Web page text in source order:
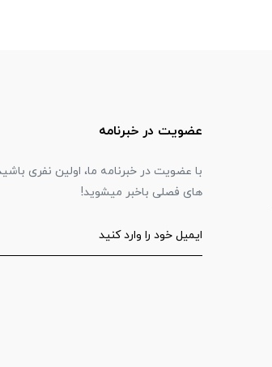
عضویت در خبرنامه
با عضویت در خبرنامه ما، اولین نفری
های فصلی باخبر میشوید!